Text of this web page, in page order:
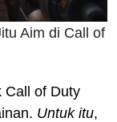
Aim di Call of
of Duty
Untuk itu,